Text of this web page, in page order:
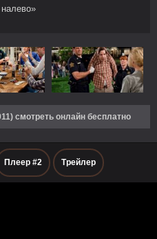
смотреть онлайн бесплатно
Плеер #2 Трейлер